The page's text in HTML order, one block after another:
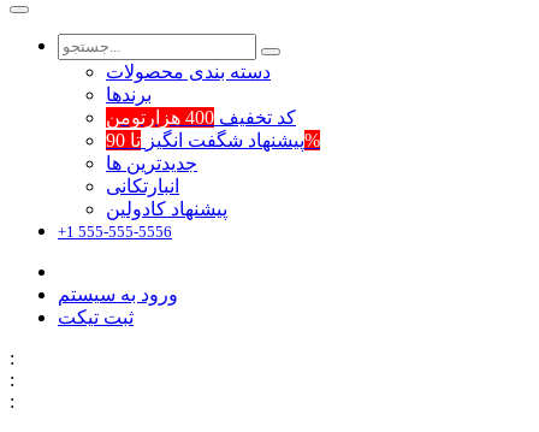
دسته بندی محصولات
برند‌ها
کد تخفیف 400 هزارتومن
پیشنهاد شگفت انگیزتا 90%
جدیدترین ها
انبارتکانی
پیشنهاد کادولین
+1 555-555-5556
ورود به سیستم
ثبت تیکت
:
:
: